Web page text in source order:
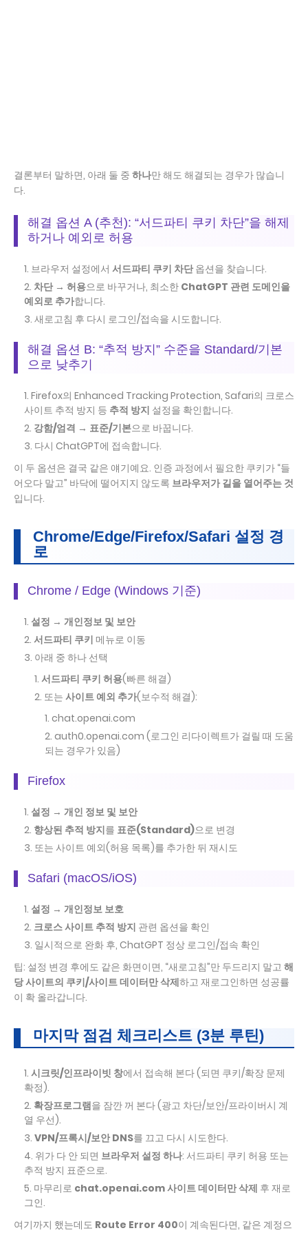
결론부터 말하면, 아래 둘 중 하나만 해도 해결되는 경우가 많습니
다.
해결 옵션 A (추천): “서드파티 쿠키 차단”을 해제
하거나 예외로 허용
브라우저 설정에서 서드파티 쿠키 차단옵션을 찾습니다.
차단 → 허용으로 바꾸거나, 최소한 ChatGPT 관련 도메인을
예외로 추가합니다.
새로고침 후 다시 로그인/접속을 시도합니다.
해결 옵션 B: “추적 방지” 수준을 Standard/기본
으로 낮추기
Firefox의 Enhanced Tracking Protection, Safari의 크로스
사이트 추적 방지 등 추적 방지 설정을 확인합니다.
강함/엄격 → 표준/기본으로 바꿉니다.
다시 ChatGPT에 접속합니다.
이 두 옵션은 결국 같은 얘기예요. 인증 과정에서 필요한 쿠키가 “들
어오다 말고” 바닥에 떨어지지 않도록 브라우저가 길을 열어주는 것
입니다.
Chrome/Edge/Firefox/Safari 설정 경
로
Chrome / Edge (Windows 기준)
설정 → 개인정보 및 보안
서드파티 쿠키 메뉴로 이동
아래 중 하나 선택
서드파티 쿠키 허용(빠른 해결)
또는 사이트 예외 추가(보수적 해결):
chat.openai.com
auth0.openai.com (로그인 리다이렉트가 걸릴 때 도움
되는 경우가 있음)
Firefox
설정 → 개인 정보 및 보안
향상된 추적 방지를 표준(Standard)으로 변경
또는 사이트 예외(허용 목록)를 추가한 뒤 재시도
Safari (macOS/iOS)
설정 → 개인정보 보호
크로스 사이트 추적 방지 관련 옵션을 확인
일시적으로 완화 후, ChatGPT 정상 로그인/접속 확인
팁: 설정 변경 후에도 같은 화면이면, “새로고침”만 두드리지 말고 해
당 사이트의 쿠키/사이트 데이터만 삭제하고 재로그인하면 성공률
이 확 올라갑니다.
마지막 점검 체크리스트 (3분 루틴)
시크릿/인프라이빗 창에서 접속해 본다 (되면 쿠키/확장 문제
확정).
확장프로그램을 잠깐 꺼 본다 (광고 차단/보안/프라이버시 계
열 우선).
VPN/프록시/보안 DNS를 끄고 다시 시도한다.
위가 다 안 되면 브라우저 설정 하나: 서드파티 쿠키 허용 또는
추적 방지 표준으로.
마무리로 chat.openai.com 사이트 데이터만 삭제 후 재로
그인.
여기까지 했는데도 Route Error 400이 계속된다면, 같은 계정으